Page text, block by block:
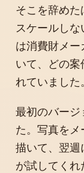
そこを辞めた
スケールし
は消費財メ
いて、どの
れていました。
最初のバージ
た。写真を
描いて、翌週
が試してくれ